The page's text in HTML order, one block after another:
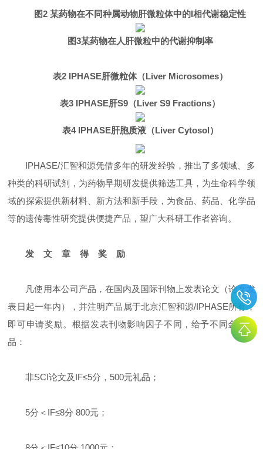
图2 某药物在不同种属动物肝微粒体中的I相代谢稳定性
图3某药物在人肝微粒中的代谢抑制率
表2 IPHASE肝微粒体（Liver Microsomes）
表3 IPHASE肝S9（Liver S9 Fractions）
表4 IPHASE肝胞质液（Liver Cytosol）
IPHASE/汇智和源凭借多年的研发经验，推出了多领域、多
种类的科研试剂，为药物早期研发提供筛选工具，为生命科学领
域的探索提供新材料、新方法和新手段，为食品、药品、化学品
等的遗传毒性研究提供便捷产品，望广大科研工作者咨询。
发 文 章 得 奖 励
凡使用本公司产品，在国内及国际刊物上发表论文（论文发
表日起一年内），并注明产品属于北京汇智和源/IPHASE所有，
即可申请奖励。根据发表刊物影响因子不同，给予不同金额奖
品：
非SCI论文及IF≤5分，500元礼品；
5分＜IF≤8分 800元；